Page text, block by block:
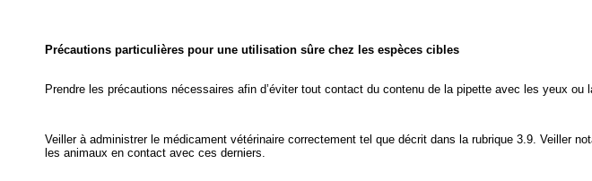
Précautions particulières pour une utilisation sûre chez les espèces cibles
Prendre les précautions nécessaires afin d’éviter tout contact du contenu de la pipette avec les yeux ou
Veiller à administrer le médicament vétérinaire correctement tel que décrit dans la rubrique 3.9. Veiller
les animaux en contact avec ces derniers.